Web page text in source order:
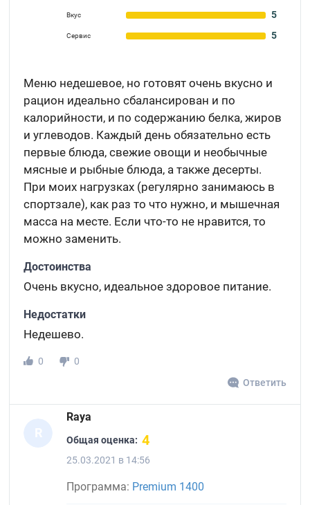
Вкус 5
Сервис 5
Меню недешевое, но готовят очень вкусно и
рацион идеально сбалансирован и по
калорийности, и по содержанию белка, жиров
и углеводов. Каждый день обязательно есть
первые блюда, свежие овощи и необычные
мясные и рыбные блюда, а также десерты.
При моих нагрузках (регулярно занимаюсь в
спортзале), как раз то что нужно, и мышечная
масса на месте. Если что-то не нравится, то
можно заменить.
Достоинства
Очень вкусно, идеальное здоровое питание.
Недостатки
Недешево.
0
0
Ответить
R
Raya
Общая оценка: 4
25.03.2021 в 14:56
Программа: Premium 1400